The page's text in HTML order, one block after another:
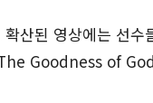
산된 영상에는 선
Goodness of